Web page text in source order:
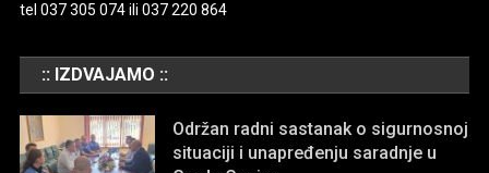
tel 037 305 074 ili 037 220 864
:: IZDVAJAMO ::
Održan radni sastanak o sigurnosnoj
situaciji i unapređenju saradnje u